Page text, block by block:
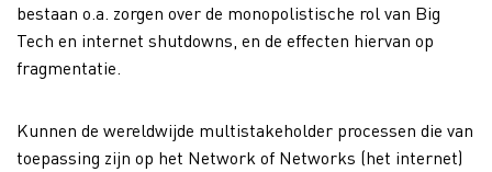
bestaan o.a. zorgen over de monopolistische rol van Big
Tech en internet shutdowns, en de effecten hiervan op
fragmentatie.
Kunnen de wereldwijde multistakeholder processen die van
toepassing zijn op het Network of Networks (het internet)